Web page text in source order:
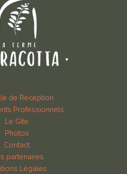
de Réception
Professionnels
Le Gîte
Photos
Contact
partenaires
Légales